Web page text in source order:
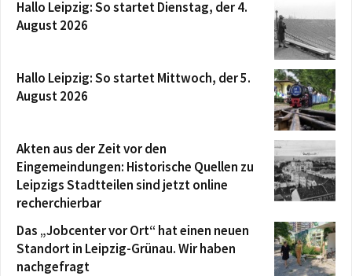
Hallo Leipzig: So startet Dienstag, der 4.
August 2026
Hallo Leipzig: So startet Mittwoch, der 5.
August 2026
Akten aus der Zeit vor den
Eingemeindungen: Historische Quellen zu
Leipzigs Stadtteilen sind jetzt online
recherchierbar
Das „Jobcenter vor Ort“ hat einen neuen
Standort in Leipzig-Grünau. Wir haben
nachgefragt